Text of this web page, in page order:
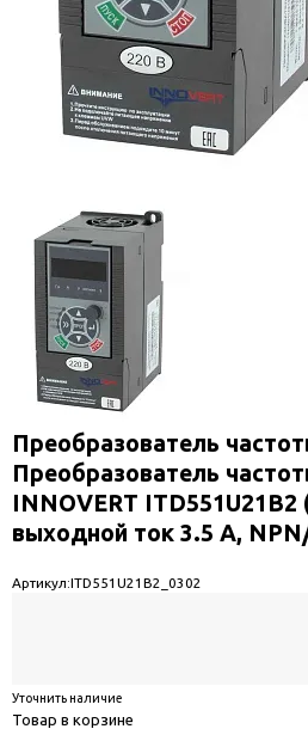
Преобразователь
Преобразователь
INNOVERT ITD551U21B2
выходной ток 3.5 А,
Артикул:ITD551U21B2_0302
Уточнить наличие
Товар в корзине